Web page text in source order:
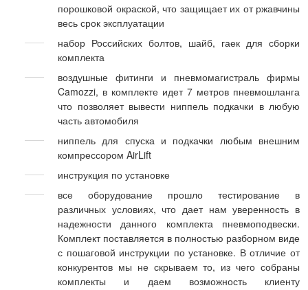
порошковой окраской, что защищает их от ржавчины
весь срок эксплуатации
набор Российских болтов, шайб, гаек для сборки
комплекта
воздушные фитинги и пневмомагистраль фирмы
Camozzi, в комплекте идет 7 метров пневмошланга
что позволяет вывести ниппель подкачки в любую
часть автомобиля
ниппель для спуска и подкачки любым внешним
компрессором AirLift
инструкция по установке
все оборудование прошло тестирование в
различных условиях, что дает нам уверенность в
надежности данного комплекта пневмоподвески.
Комплект поставляется в полностью разборном виде
с пошаговой инструкции по установке. В отличие от
конкурентов мы не скрываем то, из чего собраны
комплекты и даем возможность клиенту